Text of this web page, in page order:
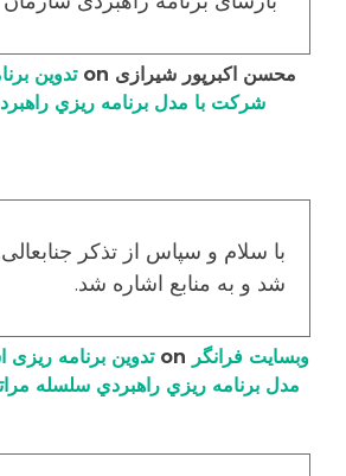
محسن اکبرپور شیرازی
تدوین
شرکت با مدل برنامه ریزي
با سلام و سپاس از تذکر
شد و به منابع اشاره شد.
وبسایت فرانگر
تدوین برنامه
مدل برنامه ریزي راهبردي سلسله